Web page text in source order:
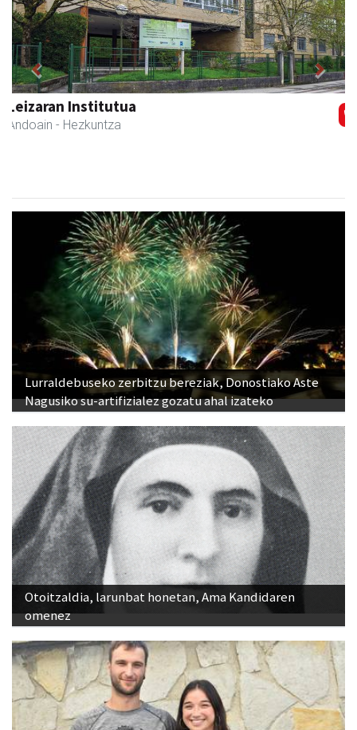
IZT Informatika Zerbitzu Integrala
Andoain - IKT
Previous Next
Lurraldebuseko zerbitzu bereziak, Donostiako Aste
Nagusiko su-artifizialez gozatu ahal izateko
Otoitzaldia, larunbat honetan, Ama Kandidaren
omenez